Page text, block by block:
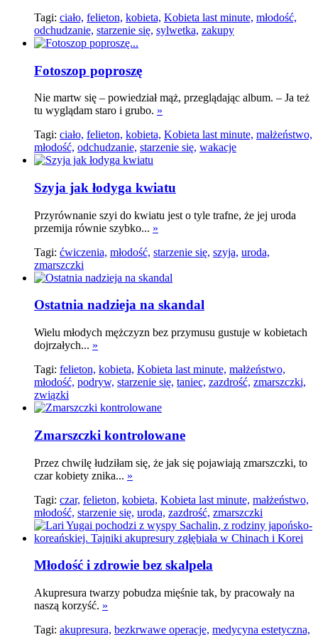
Tagi: ciało, felieton, kobieta, Kobieta last minute, młodość,
odchudzanie, starzenie się, sylwetka, zakupy
Fotoszop poproszę
Nie martw się – powiedział mąż, przeglądając album. – Ja też
tu wyglądam staro i grubo. »
Tagi: ciało, felieton, kobieta, Kobieta last minute, małżeństwo,
młodość, odchudzanie, starzenie się, wakacje
Szyja jak łodyga kwiatu
Przyrównanie szyi do kwiatu jest o tyle trafne, że jej uroda
przemija równie szybko... »
Tagi: ćwiczenia, młodość, starzenie się, szyja, uroda,
zmarszczki
Ostatnia nadzieja na skandal
Wielu młodych mężczyzn bez przymusu gustuje w kobietach
dojrzałych... »
Tagi: felieton, kobieta, Kobieta last minute, małżeństwo,
młodość, podryw, starzenie się, taniec, zazdrość, zmarszczki,
związki
Zmarszczki kontrolowane
Przez chwilę łudziłam się, że jak się pojawiają zmarszczki, to
czar kobiety znika... »
Tagi: czar, felieton, kobieta, Kobieta last minute, małżeństwo,
młodość, starzenie się, uroda, zazdrość, zmarszczki
Młodość i zdrowie bez skalpela
Akupresura twarzy pobudza mięśnie tak, by pracowały na
naszą korzyść. »
Tagi: akupresura, bezkrwawe operacje, medycyna estetyczna,